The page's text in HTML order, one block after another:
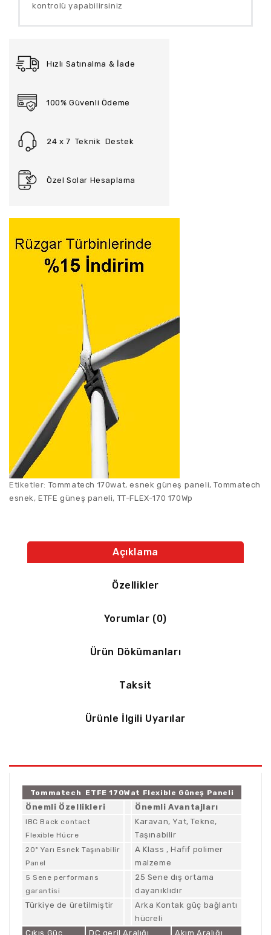
kontrolü yapabilirsiniz
Hızlı Satınalma & İade
100% Güvenli Ödeme
24 x 7 Teknik Destek
Özel Solar Hesaplama
Etiketler: Tommatech 170wat,esnek güneş paneli,Tommatech
esnek ,ETFE güneş paneli, TT-FLEX-170 170Wp
Açıklama
Özellikler
Yorumlar (0)
Ürün Dökümanları
Taksit
Ürünle İlgili Uyarılar
Tommatech ETFE 170Wat Flexible Güneş Paneli
Önemli Özellikleri Önemli Avantajları
IBC Back contact
Flexible Hücre
Karavan, Yat, Tekne,
Taşınabilir
20º Yarı Esnek Taşınabilir
Panel
A Klass , Hafif polimer
malzeme
5 Sene performans
garantisi
25 Sene dış ortama
dayanıklıdır
Türkiye de üretilmiştir
Arka Kontak güç bağlantı
hücreli
Çıkış Güç
DC geril Aralığı Akım Aralığı